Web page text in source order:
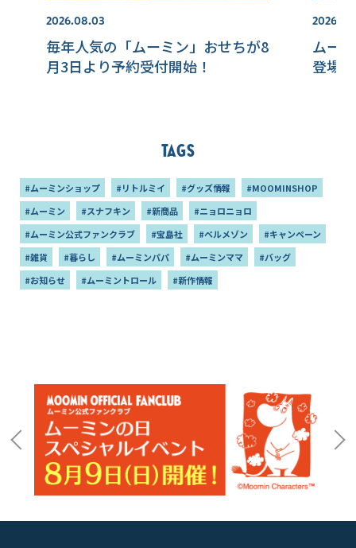
2026.08.03
毎年人気の「ムーミン」おせちが8
月3日より予約受付開始！
ムー
登場
Tags
#ムーミンショップ #リトルミイ #グッズ情報
#MOOMINSHOP
#ムーミン
#スナフキン #新商品
#ニョロニョロ
#ムーミン公式ファンクラブ
#宝島社 #ベルメゾン
#キャンペーン
#雑貨
#暮らし #ムーミンパパ #ムーミンママ
#バッグ
#お知らせ
#ムーミントロール #新作情報